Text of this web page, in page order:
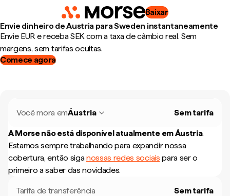
Baixar
Envie dinheiro de Austria para Sweden instantaneamente
Envie EUR e receba SEK com a taxa de câmbio real. Sem
margens, sem tarifas ocultas.
Comece agora
Você mora emÁustria Sem tarifa
A Morse não está disponível atualmente emÁustria.
Estamos sempre trabalhando para expandir nossa
cobertura, então siganossas redes sociais para ser o
primeiro a saber das novidades.
Tarifa de transferência Sem tarifa